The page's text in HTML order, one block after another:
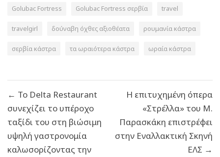
Golubac Fortress Golubac Fortress σερβία travel
travelgirl δούναβη όχθες αξιοθέατα ρουμανία κάστρα
σερβία κάστρα τα ωραιότερα κάστρα ωραία κάστρα
άρθρων
← Το Delta Restaurant
συνεχίζει το υπέροχο
ταξίδι του στη βιώσιμη
υψηλή γαστρονομία
καλωσορίζοντας την
Η επιτυχημένη όπερα
«Στρέλλα» του Μ.
Παρασκάκη επιστρέφει
στην Εναλλακτική Σκηνή
ΕΛΣ →